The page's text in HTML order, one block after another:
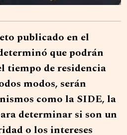
publicado en el
que podrán
tiempo de residencia
modos, serán
como la SIDE, la
determinar si son un
o los intereses